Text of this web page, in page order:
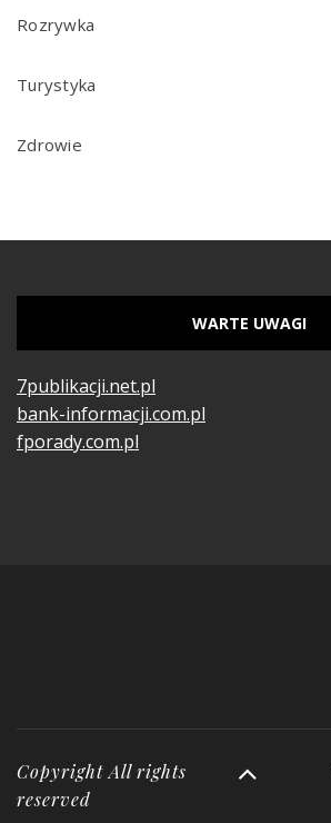
Rozrywka
Turystyka
Zdrowie
WARTE UWAGI
7publikacji.net.pl
bank-informacji.com.pl
fporady.com.pl
Copyright All rights
reserved